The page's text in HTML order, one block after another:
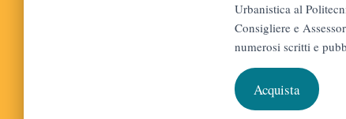
Urbanistica al
Consigliere e
numerosi scritti e
Acquista